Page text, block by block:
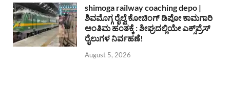
shimoga railway coaching depo |
ಶಿವಮೊಗ್ಗ ರೈಲ್ವೆ ಕೋಚಿಂಗ್ ಡಿಪೋ ಕಾಮಗಾರಿ
ಅಂತಿಮ ಹಂತಕ್ಕೆ : ಶೀಘ್ರದಲ್ಲಿಯೇ ಎಕ್ಸ್‌ಪ್ರೆಸ್
ರೈಲುಗಳ ನಿರ್ವಹಣೆ!
August 5, 2026